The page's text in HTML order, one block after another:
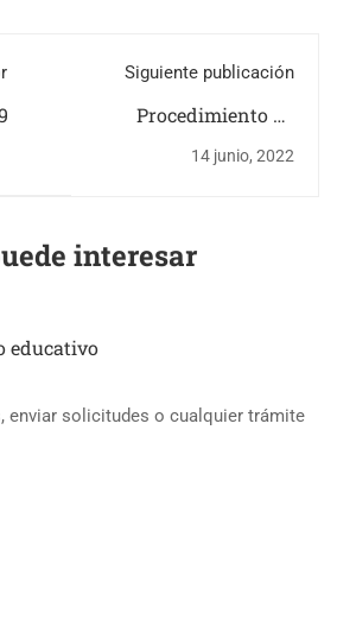
Siguiente publicación
Procedimiento de
Admisión y
14 junio, 2022
interesar
educativo
enviar solicitudes o cualquier trámite